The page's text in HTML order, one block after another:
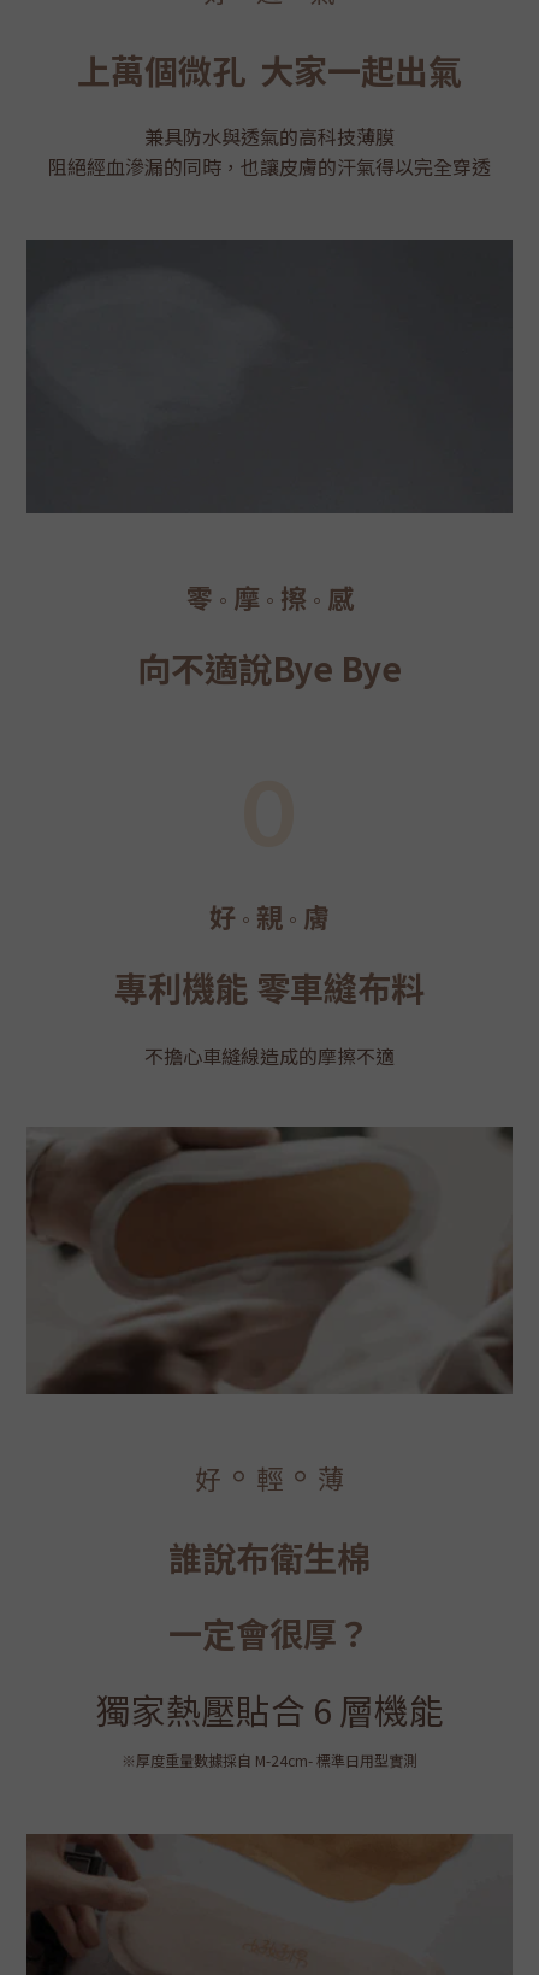
上萬個微孔 大家一起出氣
兼具防水與透氣的高科技薄膜
阻絕經血滲漏的同時，也讓皮膚的汗氣得以完全穿透
零 。 摩。 擦 。 感
向不適說Bye Bye
好 。 親 。 膚
專利機能 零車縫布料
不擔心車縫線造成的摩擦不適
好 。 輕 。 薄
誰說布衛生棉
一定會很厚？
獨家熱壓貼合 6 層機能
※厚度重量數據採自 M-24cm- 標準日用型實測